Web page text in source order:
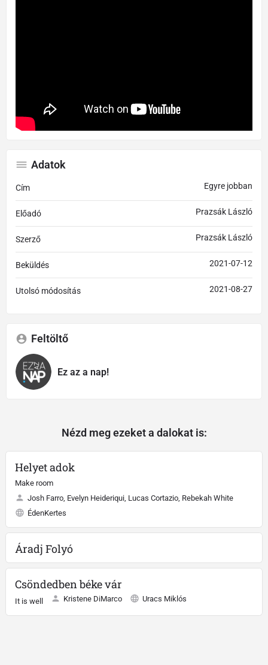
Adatok
Cím Egyre jobban
Előadó Prazsák László
Szerző Prazsák László
Beküldés 2021-07-12
Utolsó módosítás 2021-08-27
Feltöltő
Ez az a nap!
Nézd meg ezeket a dalokat is:
Helyet adok
Make room
Josh Farro, Evelyn Heideriqui, Lucas Cortazio, Rebekah White
ÉdenKertes
Áradj Folyó
Csöndedben béke vár
It is well Kristene DiMarco Uracs Miklós